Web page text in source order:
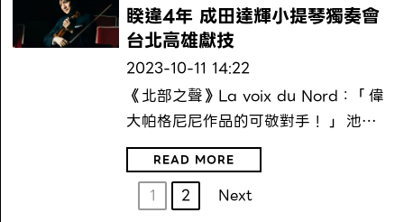
睽違4年 成田達輝小提琴獨奏會
台北高雄獻技
2023-10-11 14:22
《北部之聲》La voix du Nord：「偉
大帕格尼尼作品的可敬對手！」 池…
READ MORE
1 2 Next